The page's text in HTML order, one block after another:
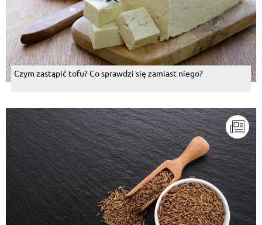
Czym zastąpić tofu? Co sprawdzi się zamiast niego?